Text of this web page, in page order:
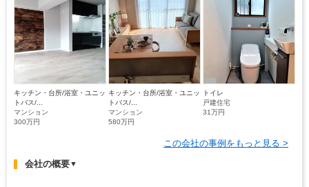
キッチン・台所/浴室・ユニッ
トバス/...
マンション
300万円
キッチン・台所/浴室・ユニッ
トバス/...
マンション
580万円
トイレ
戸建住宅
31万円
この会社の事例をもっと見る >
会社の概要▼